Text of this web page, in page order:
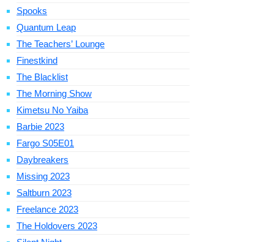
Spooks
Quantum Leap
The Teachers’ Lounge
Finestkind
The Blacklist
The Morning Show
Kimetsu No Yaiba
Barbie 2023
Fargo S05E01
Daybreakers
Missing 2023
Saltburn 2023
Freelance 2023
The Holdovers 2023